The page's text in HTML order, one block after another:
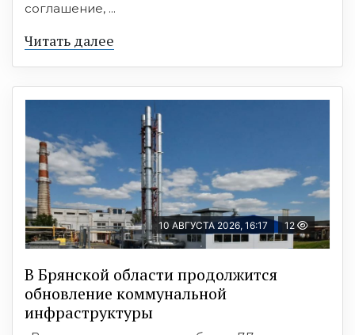
соглашение, ...
Читать далее
10 АВГУСТА 2026, 16:17 12
В Брянской области продолжится
обновление коммунальной
инфраструктуры